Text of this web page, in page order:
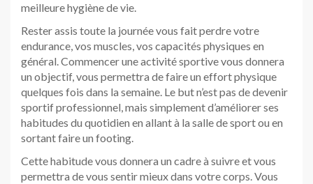
meilleure hygiène de vie.
Rester assis toute la journée vous fait perdre votre
endurance, vos muscles, vos capacités physiques en
général. Commencer une activité sportive vous donnera
un objectif, vous permettra de faire un effort physique
quelques fois dans la semaine. Le but n’est pas de devenir
sportif professionnel, mais simplement d’améliorer ses
habitudes du quotidien en allant à la salle de sport ou en
sortant faire un footing.
Cette habitude vous donnera un cadre à suivre et vous
permettra de vous sentir mieux dans votre corps. Vous